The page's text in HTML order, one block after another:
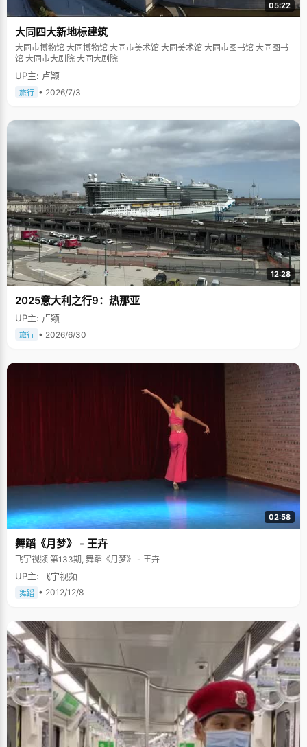
05:22
大同四大新地标建筑
大同市博物馆 大同博物馆 大同市美术馆 大同美术馆 大同市图书馆 大同图书
馆 大同市大剧院 大同大剧院
UP主: 卢颖
旅行 • 2026/7/3
12:28
2025意大利之行9：热那亚
UP主: 卢颖
旅行 • 2026/6/30
02:58
舞蹈《月梦》 - 王卉
飞宇视频 第133期, 舞蹈《月梦》 - 王卉
UP主: 飞宇视频
舞蹈 • 2012/12/8